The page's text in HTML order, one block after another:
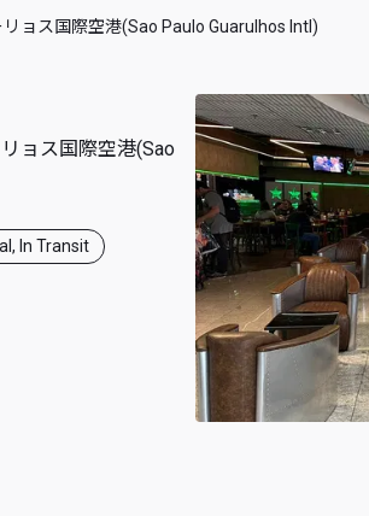
ョス国際空港(Sao Paulo Guarulhos Intl)
ョス国際空港(Sao
In Transit